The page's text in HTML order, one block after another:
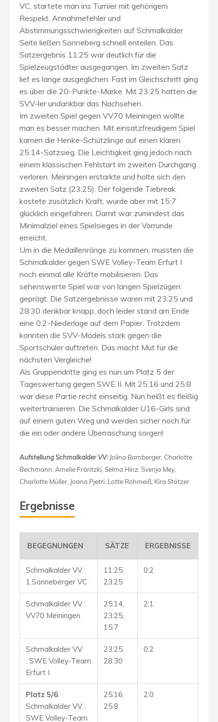
VC, startete man ins Turnier mit gehörigem
Respekt. Annahmefehler und
Abstimmungsschwierigkeiten auf Schmalkalder
Seite ließen Sonneberg schnell enteilen. Das
Satzergebnis 11:25 war deutlich für die
Spielzeugstädter ausgegangen. Im zweiten Satz
lief es lange ausgeglichen. Fast im Gleichschritt ging
es über die 20-Punkte-Marke. Mit 23:25 hatten die
SVV-ler undankbar das Nachsehen.
Im zweiten Spiel gegen VV70 Meiningen wollte
man es besser machen. Mit einsatzfreudigem Spiel
kamen die Henke-Schützlinge auf einen klaren
25:14-Satzsieg. Die Leichtigkeit ging jedoch nach
einem klassischen Fehlstart im zweiten Durchgang
verloren. Meiningen erstarkte und holte sich den
zweiten Satz (23:25). Der folgende Tiebreak
kostete zusätzlich Kraft, wurde aber mit 15:7
glücklich eingefahren. Damit war zumindest das
Minimalziel eines Spielsieges in der Vorrunde
erreicht.
Um in die Medaillenränge zu kommen, mussten die
Schmalkalder gegen SWE Volley-Team Erfurt I
noch einmal alle Kräfte mobilisieren. Das
sehenswerte Spiel war von langen Spielzügen
geprägt. Die Satzergebnisse waren mit 23:25 und
28:30 denkbar knapp, doch leider stand am Ende
eine 0:2-Niederlage auf dem Papier. Trotzdem
konnten die SVV-Mädels stark gegen die
Sportschüler auftreten. Das macht Mut für die
nächsten Vergleiche!
Als Gruppendritte ging es nun um Platz 5 der
Tageswertung gegen SWE II. Mit 25:16 und 25:8
war diese Partie recht einseitig. Nun heißt es fleißig
weitertrainieren. Die Schmalkalder U16-Girls sind
auf einem guten Weg und werden sicher noch für
die ein oder andere Überraschung sorgen!
Aufstellung Schmalkalder VV: Jolina Bamberger, Charlotte
Bechmann, Amelie Fräntzki, Selma Hinz, Svenja Mey,
Charlotte Müller, Joana Pjetri, Lotte Rohmeiß, Kira Stötzer
Ergebnisse
BEGEGNUNGEN SÄTZE ERGEBNISSE
Schmalkalder VV :
1.Sonneberger VC
11:25,
23:25
0:2
Schmalkalder VV :
VV70 Meiningen
25:14,
23:25,
15:7
2:1
Schmalkalder VV
: SWE Volley-Team
Erfurt I
23:25,
28:30
0:2
Platz 5/6:
Schmalkalder VV :
SWE Volley-Team
25:16,
25:8
2:0